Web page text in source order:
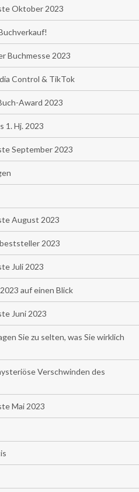
Oktober 2023
Buchmesse 2023
Control & TikTok
Award 2023
1. Hj. 2023
September 2023
August 2023
2023
Juli 2023
auf einen Blick
Juni 2023
Sie zu selten, was Sie wirklich
Verschwinden des
Mai 2023